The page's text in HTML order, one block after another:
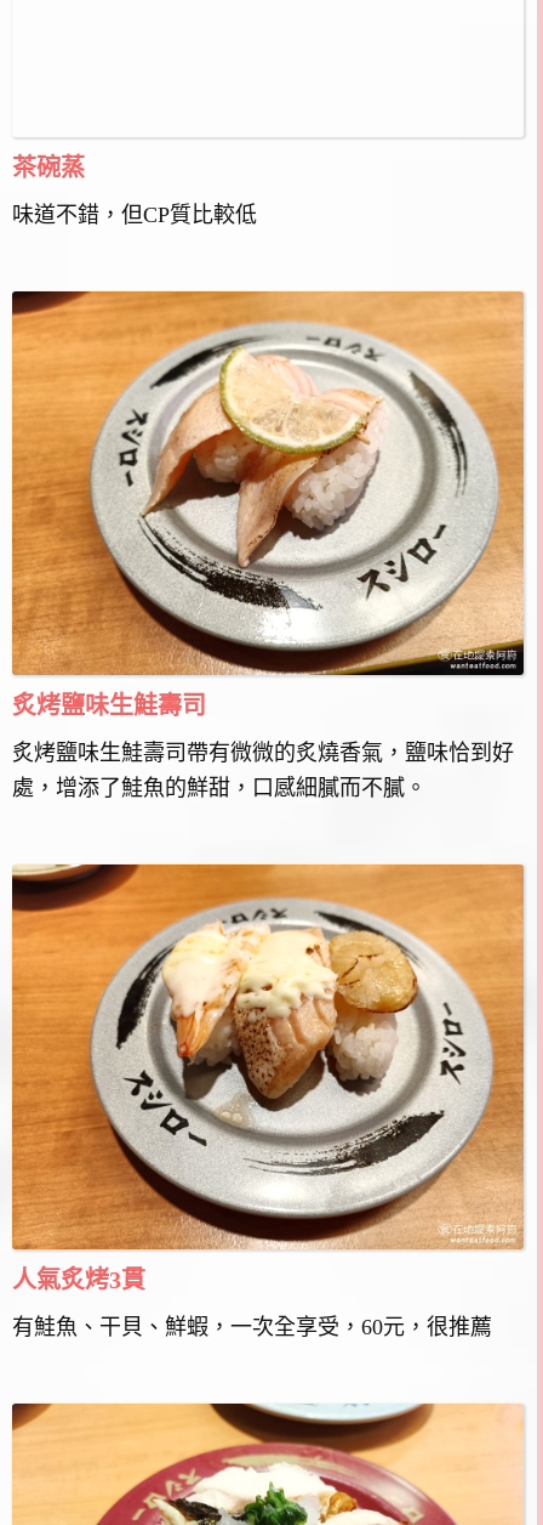
茶碗蒸
味道不錯，但CP質比較低
炙烤鹽味生鮭壽司
炙烤鹽味生鮭壽司帶有微微的炙燒香氣，鹽味恰到好
處，增添了鮭魚的鮮甜，口感細膩而不膩。
人氣炙烤3貫
有鮭魚、干貝、鮮蝦，一次全享受，60元，很推薦